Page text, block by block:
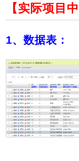
【实际项目
1、数据表：